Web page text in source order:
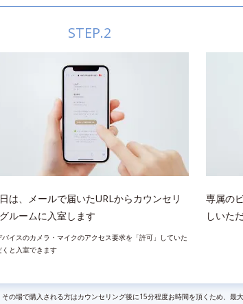
STEP.2
は、メールで届いたURLからカウンセリ
ルームに入室します
バイスのカメラ・マイクのアクセス要求を「許可」していた
くと入室できます
専属の
しいた
の場で購入される方はカウンセリング後に15分程度お時間を頂くため、最